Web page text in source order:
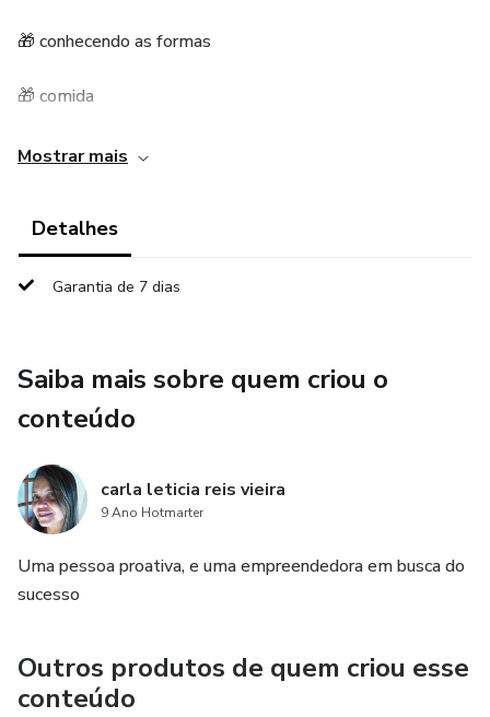
🎁 conhecendo as formas
🎁 comida
🎁 cores em inglês
🎁 corpo humano
Mostrar mais
Detalhes
Garantia de 7 dias
Saiba mais sobre quem criou o
conteúdo
carla leticia reis vieira
9 Ano Hotmarter
Uma pessoa proativa, e uma empreendedora em busca do
sucesso
Outros produtos de quem criou esse
conteúdo